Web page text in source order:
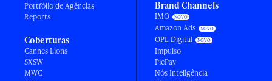
Portfólio de Agências
Reports
Coberturas
Cannes Lions
SXSW
MWC
Brand Channels
IMO
Amazon Ads
OPL Digital
Impulso
PicPay
Nós Inteligência